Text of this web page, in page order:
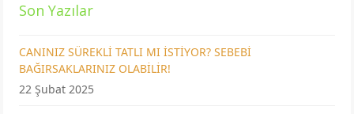
Son Yazılar
CANINIZ SÜREKLİ TATLI MI İSTİYOR? SEBEBİ
BAĞIRSAKLARINIZ OLABİLİR!
22 Şubat 2025